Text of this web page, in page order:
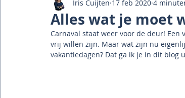
Alles wat je moet
Iris Cuijten 17 feb 2020 4
Carnaval staat weer voor de deur!
vrij willen zijn. Maar wat zijn nu
vakantiedagen? Dat ga ik je in dit blog